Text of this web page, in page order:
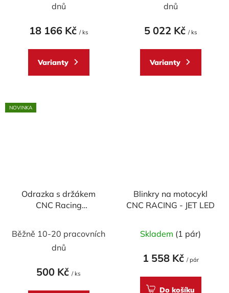
dnů
18 166 Kč / ks
Varianty
dnů
5 022 Kč / ks
Varianty
NOVINKA
Odrazka s držákem
CNC Racing
Běžně 10-20 pracovních
dnů
500 Kč / ks
Blinkry na motocykl
CNC RACING - JET LED
Skladem (1 pár)
1 558 Kč / pár
Do košíku